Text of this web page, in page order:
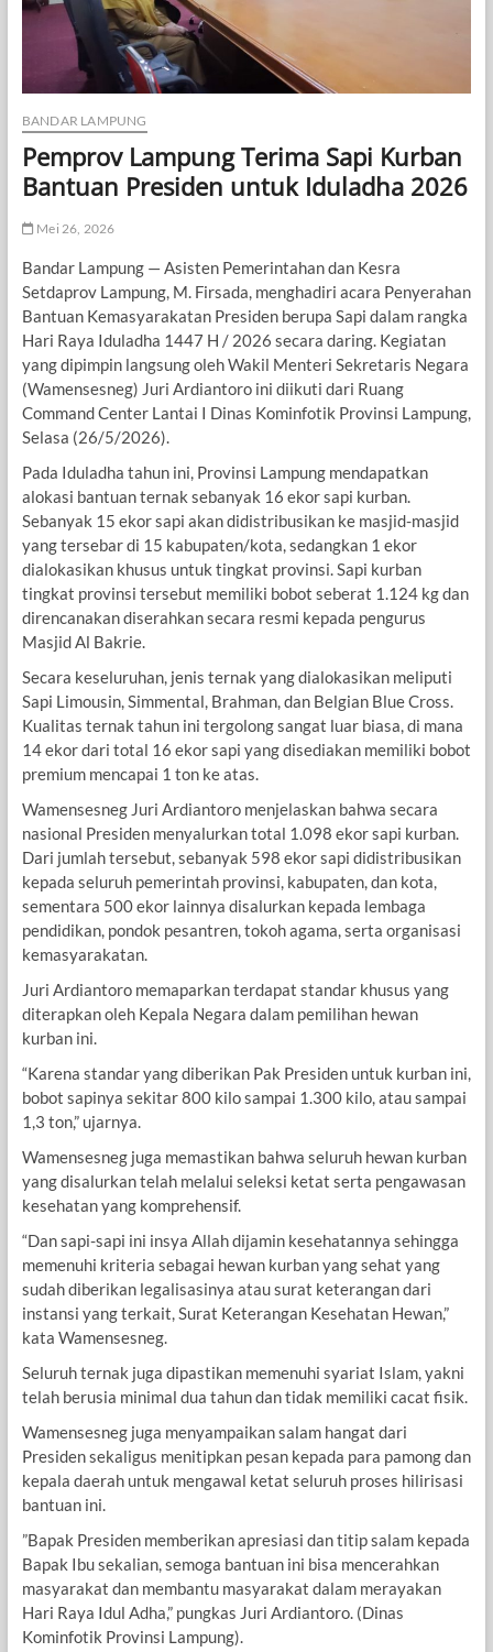
BANDAR LAMPUNG
Pemprov Lampung Terima Sapi Kurban
Bantuan Presiden untuk Iduladha 2026
Mei 26, 2026
Bandar Lampung — Asisten Pemerintahan dan Kesra
Setdaprov Lampung, M. Firsada, menghadiri acara Penyerahan
Bantuan Kemasyarakatan Presiden berupa Sapi dalam rangka
Hari Raya Iduladha 1447 H / 2026 secara daring. Kegiatan
yang dipimpin langsung oleh Wakil Menteri Sekretaris Negara
(Wamensesneg) Juri Ardiantoro ini diikuti dari Ruang
Command Center Lantai I Dinas Kominfotik Provinsi Lampung,
Selasa (26/5/2026).
​Pada Iduladha tahun ini, Provinsi Lampung mendapatkan
alokasi bantuan ternak sebanyak 16 ekor sapi kurban.
Sebanyak 15 ekor sapi akan didistribusikan ke masjid-masjid
yang tersebar di 15 kabupaten/kota, sedangkan 1 ekor
dialokasikan khusus untuk tingkat provinsi. Sapi kurban
tingkat provinsi tersebut memiliki bobot seberat 1.124 kg dan
direncanakan diserahkan secara resmi kepada pengurus
Masjid Al Bakrie.
​Secara keseluruhan, jenis ternak yang dialokasikan meliputi
Sapi Limousin, Simmental, Brahman, dan Belgian Blue Cross.
Kualitas ternak tahun ini tergolong sangat luar biasa, di mana
14 ekor dari total 16 ekor sapi yang disediakan memiliki bobot
premium mencapai 1 ton ke atas.
​Wamensesneg Juri Ardiantoro menjelaskan bahwa secara
nasional Presiden menyalurkan total 1.098 ekor sapi kurban.
Dari jumlah tersebut, sebanyak 598 ekor sapi didistribusikan
kepada seluruh pemerintah provinsi, kabupaten, dan kota,
sementara 500 ekor lainnya disalurkan kepada lembaga
pendidikan, pondok pesantren, tokoh agama, serta organisasi
kemasyarakatan.
​Juri Ardiantoro memaparkan terdapat standar khusus yang
diterapkan oleh Kepala Negara dalam pemilihan hewan
kurban ini.
“Karena standar yang diberikan Pak Presiden untuk kurban ini,
bobot sapinya sekitar 800 kilo sampai 1.300 kilo, atau sampai
1,3 ton,” ujarnya.
​Wamensesneg juga memastikan bahwa seluruh hewan kurban
yang disalurkan telah melalui seleksi ketat serta pengawasan
kesehatan yang komprehensif.
“Dan sapi-sapi ini insya Allah dijamin kesehatannya sehingga
memenuhi kriteria sebagai hewan kurban yang sehat yang
sudah diberikan legalisasinya atau surat keterangan dari
instansi yang terkait, Surat Keterangan Kesehatan Hewan,”
kata Wamensesneg.
Seluruh ternak juga dipastikan memenuhi syariat Islam, yakni
telah berusia minimal dua tahun dan tidak memiliki cacat fisik.
Wamensesneg juga menyampaikan salam hangat dari
Presiden sekaligus menitipkan pesan kepada para pamong dan
kepala daerah untuk mengawal ketat seluruh proses hilirisasi
bantuan ini.
​”Bapak Presiden memberikan apresiasi dan titip salam kepada
Bapak Ibu sekalian, semoga bantuan ini bisa mencerahkan
masyarakat dan membantu masyarakat dalam merayakan
Hari Raya Idul Adha,” pungkas Juri Ardiantoro. (Dinas
Kominfotik Provinsi Lampung).